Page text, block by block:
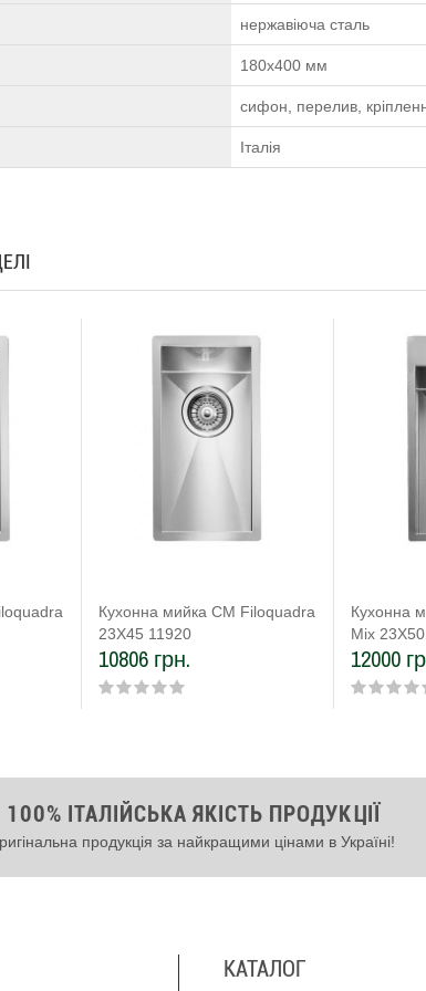
нержавіюча сталь
180х400 мм
сифон, перелив,
Італія
Кухонна мийка CM Filoquadra
23Х45 11920
10806 грн.
Кухонна
Mix
12000
ІТАЛІЙСЬКА ЯКІСТЬ ПРОДУКЦІЇ
продукція за найкращими цінами в Україні!
КАТАЛОГ